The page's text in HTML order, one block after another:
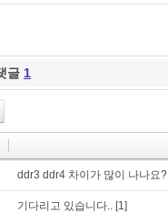
글 1
ddr3 ddr4 차이가 많이 나나요?
기다리고 있습니다.. [1]